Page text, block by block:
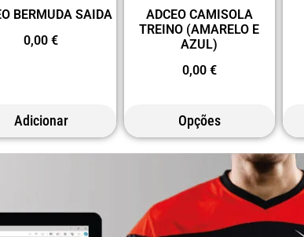
BERMUDA SAIDA
0,00€
Adicionar
ADCEO CAMISOLA
TREINO (AMARELO E
AZUL)
0,00 €
Opções